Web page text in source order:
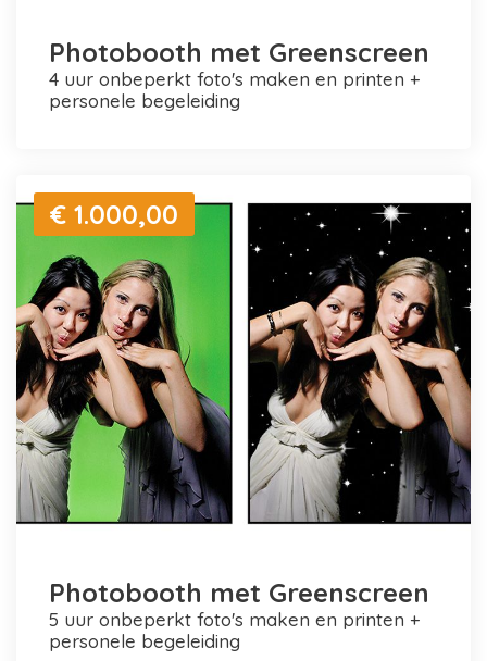
Photobooth met Greenscreen
4 uur onbeperkt foto's maken en printen +
personele begeleiding
€ 1.000,00
Photobooth met Greenscreen
5 uur onbeperkt foto's maken en printen +
personele begeleiding